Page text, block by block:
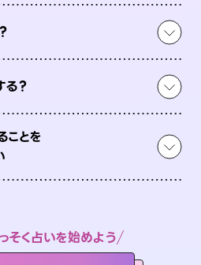
？
ことを
そく占いを始めよう